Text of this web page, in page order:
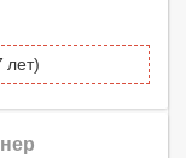
лет)